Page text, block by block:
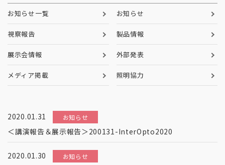
お知らせ一覧 お知らせ
視察報告 製品情報
展示会情報 外部発表
メディア掲載 照明協力
2020.01.31 お知らせ
＜講演報告＆展示報告＞200131-InterOpto2020
2020.01.30 お知らせ